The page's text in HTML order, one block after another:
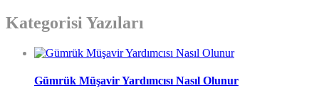
Kategorisi Yazıları
Gümrük Müşavir Yardımcısı Nasıl Olunur